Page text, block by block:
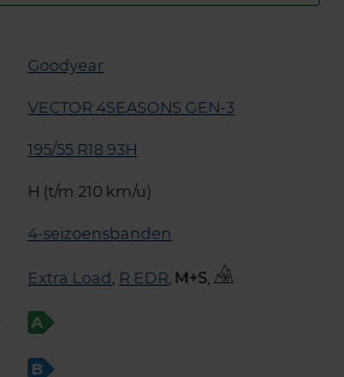
Goodyear
VECTOR 4SEASONS GEN-3
195/55 R18 93H
H (t/m 210 km/u)
4-seizoensbanden
Extra Load R EDR ,
A
B